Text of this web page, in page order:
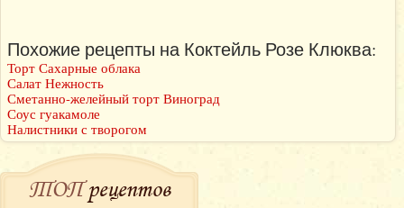
Похожие рецепты на Коктейль Розе Клюква:
Торт Сахарные облака
Салат Нежность
Сметанно-желейный торт Виноград
Соус гуакамоле
Налистники с творогом
ТОПрецептов